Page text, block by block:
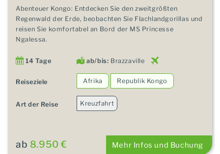
Abenteuer Kongo: Entdecken Sie den zweitgrößten
Regenwald der Erde, beobachten Sie Flachlandgorillas und
reisen Sie komfortabel an Bord der MS Princesse
Ngalessa.
14 Tage ab/bis: Brazzaville
Reiseziele Afrika Republik Kongo
Art der Reise Kreuzfahrt
ab 8.950 € Mehr Infos und Buchung